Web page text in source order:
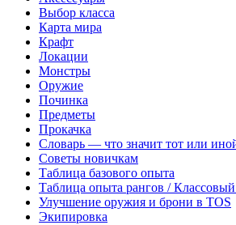
Выбор класса
Карта мира
Крафт
Локации
Монстры
Оружие
Починка
Предметы
Прокачка
Словарь — что значит тот или
Советы новичкам
Таблица базового опыта
Таблица опыта рангов /
Улучшение оружия и брони в TOS
Экипировка